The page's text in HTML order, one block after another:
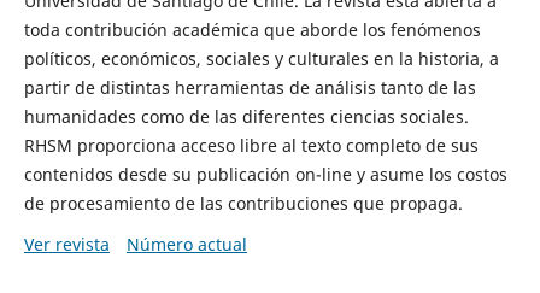
toda contribución académica que aborde los fenómenos
políticos, económicos, sociales y culturales en la historia, a
partir de distintas herramientas de análisis tanto de las
humanidades como de las diferentes ciencias sociales.
RHSM proporciona acceso libre al texto completo de sus
contenidos desde su publicación on-line y asume los costos
de procesamiento de las contribuciones que propaga.
Ver revista
Número actual